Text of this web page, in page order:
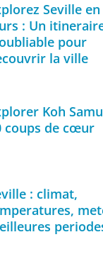
Seville en
: Un
pour
la ville
Koh
coups de cœur
: climat,